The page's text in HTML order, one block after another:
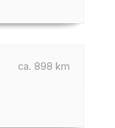
ca. 898 km